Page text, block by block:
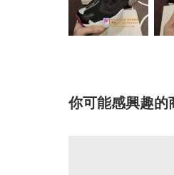
你可能感興趣的